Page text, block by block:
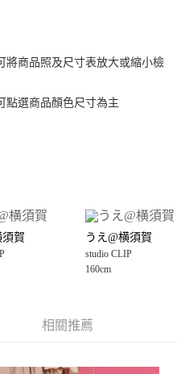
戶可立即使用無須另外申請。
立後會自動跳轉到大哥付的交易
依後續交易確認頁面所載為準。
或遇審核未通過，訂單將自動取
。
費
將商品照及尺寸表放大或縮小檢
點選商品顏色尺寸為主
須賀 うえ@横須賀
studio CLIP
160cm
相關推薦